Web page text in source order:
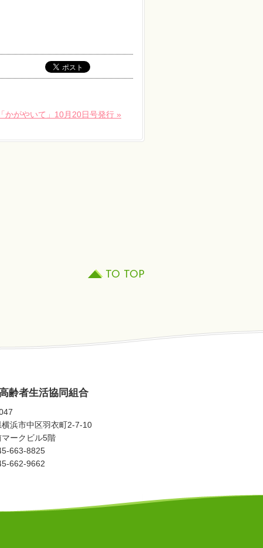
かがやいて」10月20日号発行 »
TO TOP
齢者生活協同組合
浜市中区羽衣町2-7-10
マークビル5階
663-8825
662-9662